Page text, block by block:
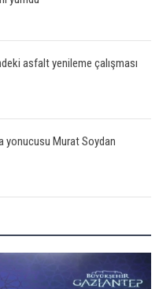
asfalt yenileme çalışması
yonucusu Murat Soydan
Müsavat Dervişoğlu cenazede